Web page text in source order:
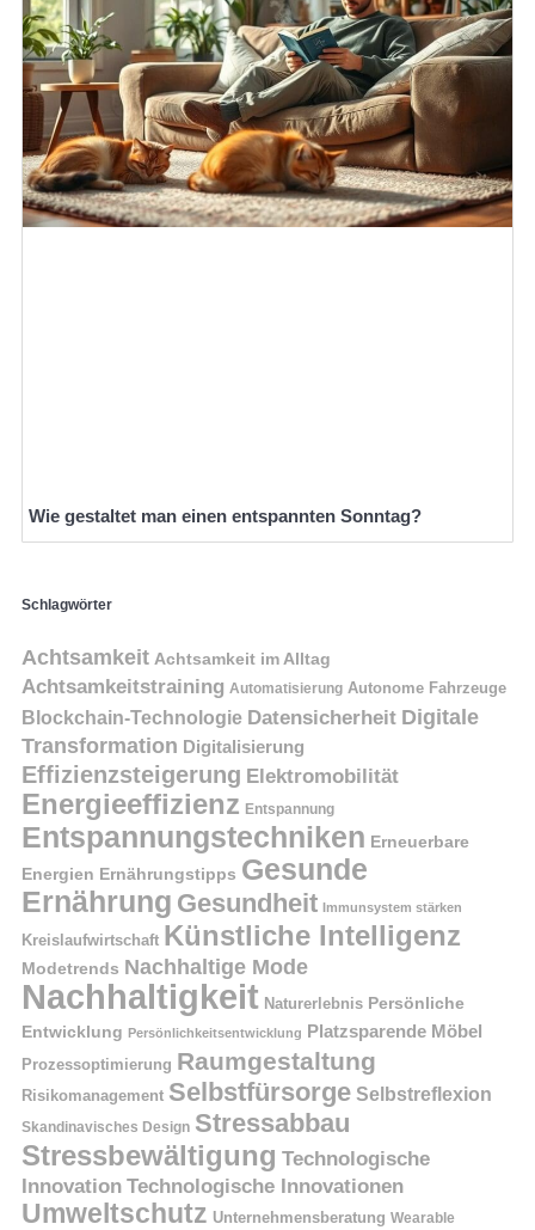
Wie gestaltet man einen entspannten Sonntag?
Schlagwörter
Achtsamkeit Achtsamkeit im Alltag
Achtsamkeitstraining Automatisierung Autonome Fahrzeuge
Blockchain-Technologie Datensicherheit Digitale
Transformation Digitalisierung
Effizienzsteigerung Elektromobilität
Energieeffizienz Entspannung
Entspannungstechniken Erneuerbare
Energien Ernährungstipps Gesunde
Ernährung Gesundheit Immunsystem stärken
Kreislaufwirtschaft Künstliche Intelligenz
Modetrends Nachhaltige Mode
Nachhaltigkeit Naturerlebnis Persönliche
Entwicklung Persönlichkeitsentwicklung Platzsparende Möbel
Prozessoptimierung Raumgestaltung
Risikomanagement Selbstfürsorge Selbstreflexion
Skandinavisches Design Stressabbau
Stressbewältigung Technologische
Innovation Technologische Innovationen
Umweltschutz Unternehmensberatung Wearable